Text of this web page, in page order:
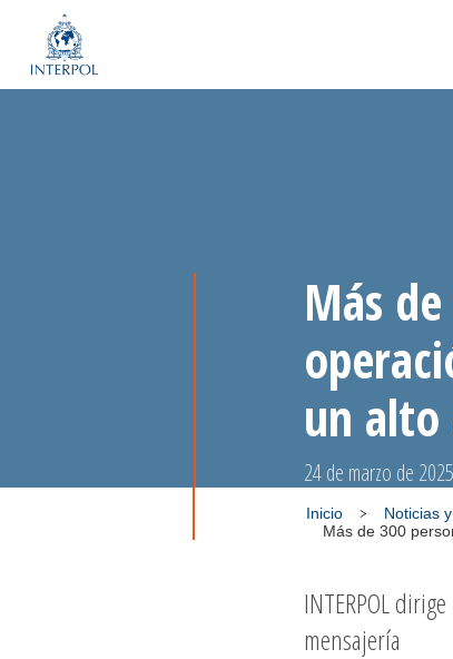
Más
un alto
24 de marzo de 2025
Inicio Noticias
Más de 300
INTERPOL
mensajería